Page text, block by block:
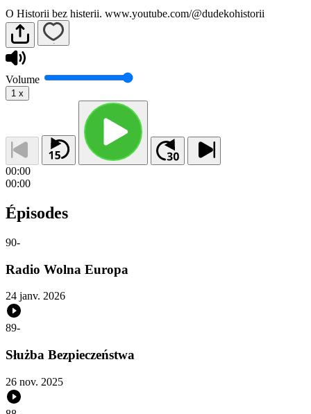
O Historii bez histerii. www.youtube.com/@dudekohistorii
Volume
1 x
00:00
00:00
Épisodes
90-
Radio Wolna Europa
24 janv. 2026
89-
Służba Bezpieczeństwa
26 nov. 2025